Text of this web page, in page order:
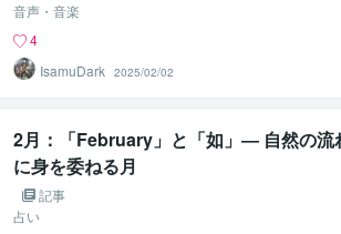
音声・音楽
4
IsamuDark 2025/02/02
2月：「February」と「如」― 自然の流
に身を委ねる月
記事
占い